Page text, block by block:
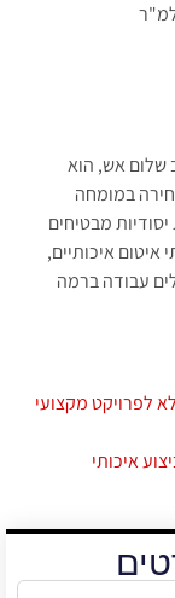
שלום אש, הוא
במומחה
מבטיחים
איכותיים,
עבודה ברמה
לפרויקט מקצועי
איכותי